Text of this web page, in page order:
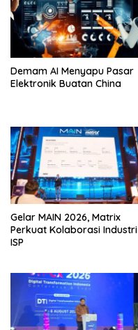
Demam AI Menyapu Pasar
Elektronik Buatan China
Gelar MAIN 2026, Matrix
Perkuat Kolaborasi Industri
ISP